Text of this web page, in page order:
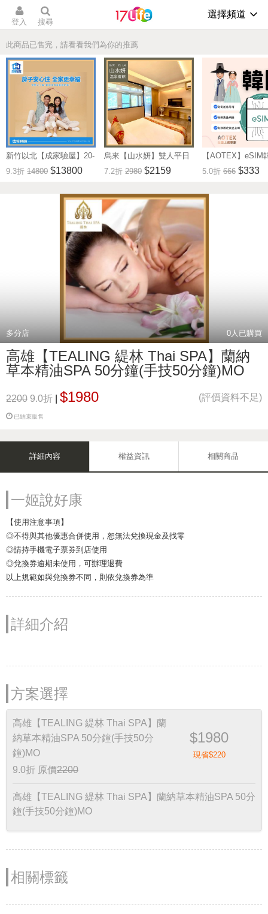
登入 搜尋
選擇頻道
此商品已售完，請看看我們為你的推薦
新竹以北【成家驗屋】20-
25坪 (三房格局)超值驗屋
券 (MO)
9.3折 14800 $13800
烏來【山水妍】雙人平日
泡湯加精緻套餐-觀景湯房
MO26S
7.2折 2980 $2159
【AOTEX】eSIM
無限高速網路吃到
券(MO)
5.0折 666 $333
多分店 0人已購買
高雄【TEALING 緹林 Thai SPA】蘭納
草本精油SPA 50分鐘(手技50分鐘)MO
2200 9.0折 $1980 (評價資料不足)
已結束販售
詳細內容 權益資訊 相關商品
一姬說好康
【使用注意事項】
◎不得與其他優惠合併使用，恕無法兌換現金及找零
◎請持手機電子票券到店使用
◎兌換券逾期未使用，可辦理退費
以上規範如與兌換券不同，則依兌換券為準
詳細介紹
方案選擇
高雄【TEALING 緹林 Thai SPA】蘭
納草本精油SPA 50分鐘(手技50分
鐘)MO
9.0折 原價2200
$1980
現省$220
高雄【TEALING 緹林 Thai SPA】蘭納草本精油SPA 50分
鐘(手技50分鐘)MO
相關標籤